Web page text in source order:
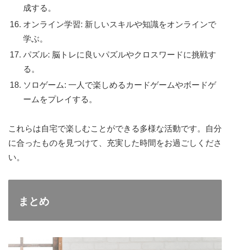
成する。
オンライン学習: 新しいスキルや知識をオンラインで
学ぶ。
パズル: 脳トレに良いパズルやクロスワードに挑戦す
る。
ソロゲーム: 一人で楽しめるカードゲームやボードゲ
ームをプレイする。
これらは自宅で楽しむことができる多様な活動です。自分
に合ったものを見つけて、充実した時間をお過ごしくださ
い。
まとめ